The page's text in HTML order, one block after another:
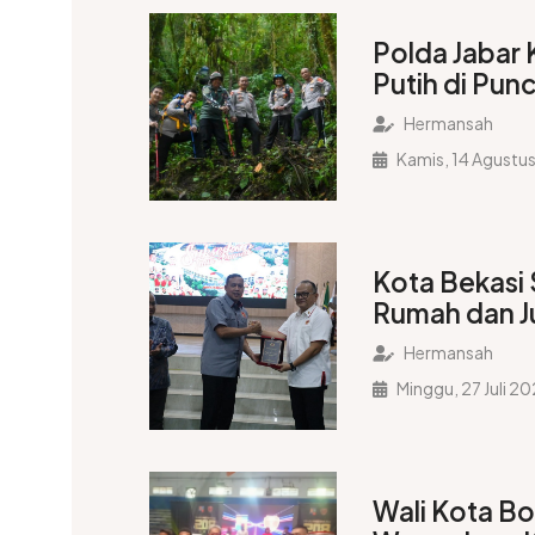
Polda Jabar
Putih di
Ciremai
Hermansah
Kamis, 14
Kota Bekasi
Rumah dan
Porprov XV
Hermansah
Minggu, 27 Juli
Wali Kota